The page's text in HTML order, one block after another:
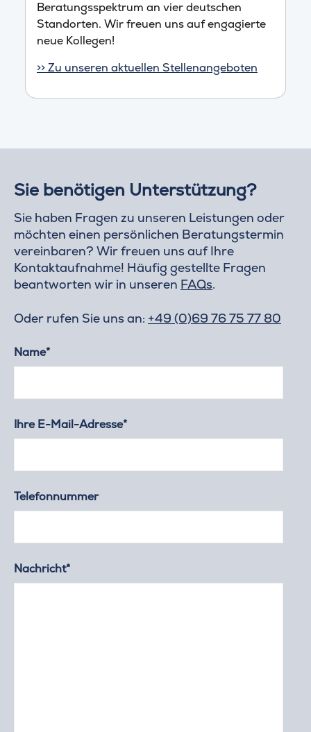
Beratungsspektrum an vier deutschen
Standorten. Wir freuen uns auf engagierte
neue Kollegen!
>> Zu unseren aktuellen Stellenangeboten
Sie benötigen Unterstützung?
Sie haben Fragen zu unseren Leistungen oder
möchten einen persönlichen Beratungstermin
vereinbaren? Wir freuen uns auf Ihre
Kontaktaufnahme! Häufig gestellte Fragen
beantworten wir in unseren FAQs.
Oder rufen Sie uns an: +49 (0)69 76 75 77 80
Name*
Ihre E-Mail-Adresse*
Telefonnummer
Nachricht*